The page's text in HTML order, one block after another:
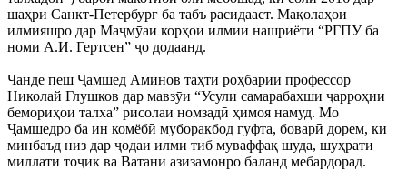
шаҳри Санкт-Петербург ба табъ расидааст. Мақолаҳои
илмияшро дар Маҷмӯаи корҳои илмии нашриёти “РГПУ ба
номи А.И. Гертсен” ҷо додаанд.
Чанде пеш Ҷамшед Аминов таҳти роҳбарии профессор
Николай Глушков дар мавзӯи “Усули самарабахши ҷарроҳии
бемориҳои талха” рисолаи номзадӣ ҳимоя намуд. Мо
Ҷамшедро ба ин комёбӣ муборакбод гуфта, боварӣ дорем, ки
минбаъд низ дар ҷодаи илми тиб муваффақ шуда, шуҳрати
миллати тоҷик ва Ватани азизамонро баланд мебардорад.